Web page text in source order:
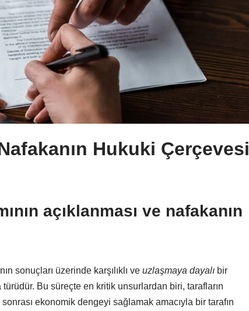
Hukuki Çerçevesi
açıklanması ve nafakanın
sonuçları üzerinde karşılıklı ve uzlaşmaya dayalı bir
Bu süreçte en kritik unsurlardan biri, tarafların
ekonomik dengeyi sağlamak amacıyla bir tarafın